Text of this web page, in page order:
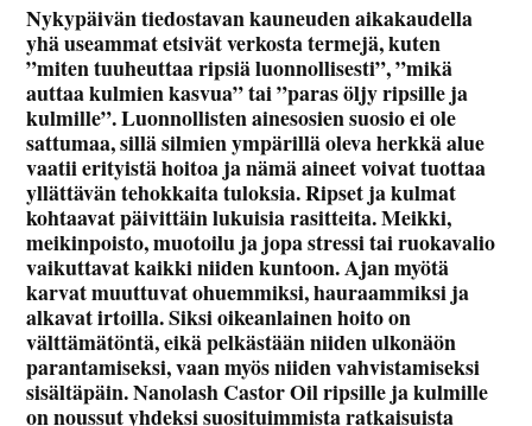
Nykypäivän tiedostavan kauneuden aikakaudella
yhä useammat etsivät verkosta termejä, kuten
”miten tuuheuttaa ripsiä luonnollisesti”, ”mikä
auttaa kulmien kasvua” tai ”paras öljy ripsille ja
kulmille”. Luonnollisten ainesosien suosio ei ole
sattumaa, sillä silmien ympärillä oleva herkkä alue
vaatii erityistä hoitoa ja nämä aineet voivat tuottaa
yllättävän tehokkaita tuloksia. Ripset ja kulmat
kohtaavat päivittäin lukuisia rasitteita. Meikki,
meikinpoisto, muotoilu ja jopa stressi tai ruokavalio
vaikuttavat kaikki niiden kuntoon. Ajan myötä
karvat muuttuvat ohuemmiksi, hauraammiksi ja
alkavat irtoilla. Siksi oikeanlainen hoito on
välttämätöntä, eikä pelkästään niiden ulkonäön
parantamiseksi, vaan myös niiden vahvistamiseksi
sisältäpäin. Nanolash Castor Oil ripsille ja kulmille
on noussut yhdeksi suosituimmista ratkaisuista